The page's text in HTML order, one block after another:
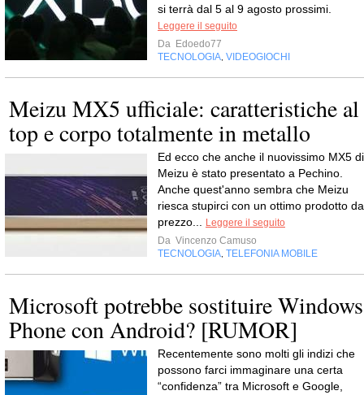
si terrà dal 5 al 9 agosto prossimi.
Leggere il seguito
Da Edoedo77
TECNOLOGIA VIDEOGIOCHI
Meizu MX5 ufficiale: caratteristiche al
top e corpo totalmente in metallo
Ed ecco che anche il nuovissimo MX5 di
Meizu è stato presentato a Pechino.
Anche quest'anno sembra che Meizu
riesca stupirci con un ottimo prodotto
prezzo...
Leggere il seguito
Da Vincenzo Camuso
TECNOLOGIA TELEFONIA MOBILE
Microsoft potrebbe sostituire Windows
Phone con Android? [RUMOR]
Recentemente sono molti gli indizi che
possono farci immaginare una certa
“confidenza” tra Microsoft e Google,